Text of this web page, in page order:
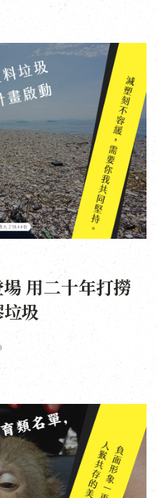
用二十年打撈
圾